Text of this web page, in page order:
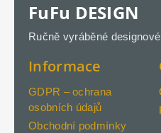
FuFu DESIGN
Ručně vyráběné
Informace
GDPR – ochrana
osobních údajů
Obchodní podmínky